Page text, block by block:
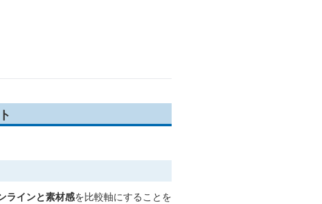
ラインと素材感を比較軸にすることを